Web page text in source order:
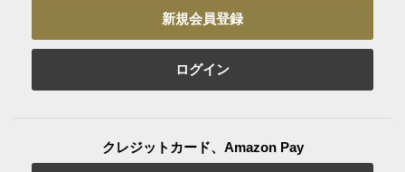
新規会員登録
ログイン
クレジットカード、Amazon Pay